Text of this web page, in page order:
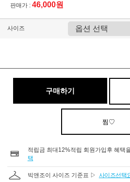
판매가 : 46,000원
사이즈
구매하기
찜♡
적립금 최대12%적립 회원가입후 혜택
택
빅앤조이 사이즈 기준표 ▷ 사이즈선택